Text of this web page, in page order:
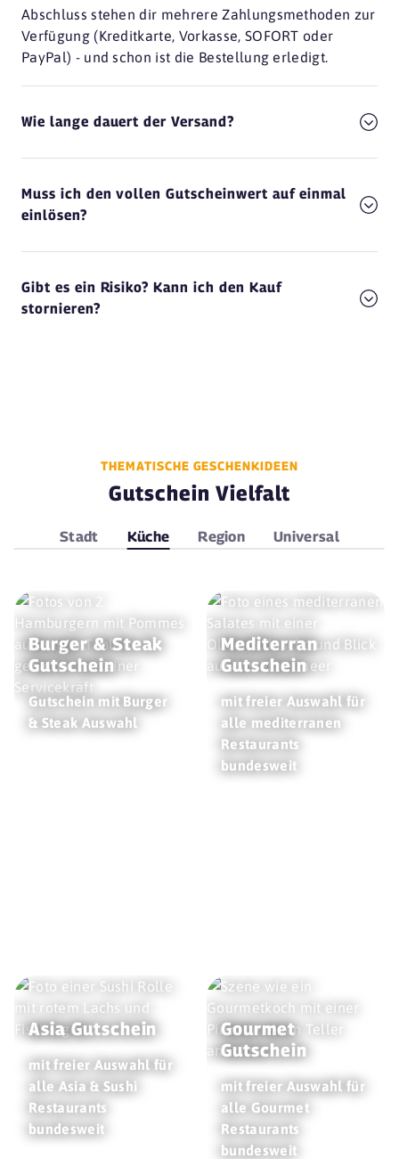
Abschluss stehen dir mehrere Zahlungsmethoden zur
Verfügung (Kreditkarte, Vorkasse, SOFORT oder
PayPal) - und schon ist die Bestellung erledigt.
Wie lange dauert der Versand?
Muss ich den vollen Gutscheinwert auf einmal
einlösen?
Gibt es ein Risiko? Kann ich den Kauf
stornieren?
THEMATISCHE GESCHENKIDEEN
Gutschein Vielfalt
Stadt Küche Region Universal
Burger & Steak
Gutschein
Gutschein mit Burger
& Steak Auswahl
Mediterran
Gutschein
mit freier Auswahl für
alle mediterranen
Restaurants
bundesweit
Asia Gutschein
mit freier Auswahl für
alle Asia & Sushi
Restaurants
bundesweit
Gourmet
Gutschein
mit freier Auswahl für
alle Gourmet
Restaurants
bundesweit